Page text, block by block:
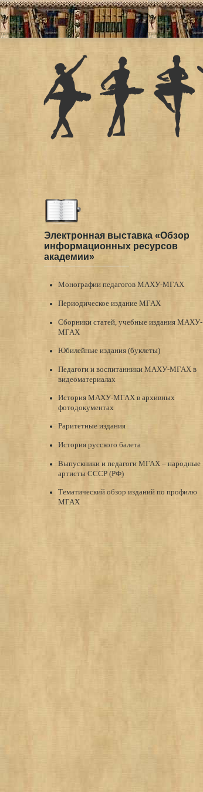
Электронная выставка «Обзор
информационных ресурсов
академии»
Монографии педагогов МАХУ-МГАХ
Периодическое издание МГАХ
Сборники статей, учебные издания МАХУ-
МГАХ
Юбилейные издания (буклеты)
Педагоги и воспитанники МАХУ-МГАХ в
видеоматериалах
История МАХУ-МГАХ в архивных
фотодокументах
Раритетные издания
История русского балета
Выпускники и педагоги МГАХ – народные
артисты СССР (РФ)
Тематический обзор изданий по профилю
МГАХ